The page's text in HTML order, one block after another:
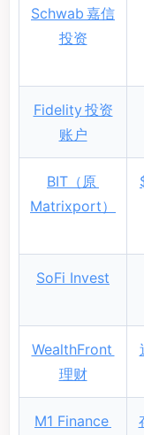
Schwab 嘉信
投资
Fidelity 投资
账户
BIT（原
Matrixport）
SoFi Invest
WealthFront
理财
M1 Finance